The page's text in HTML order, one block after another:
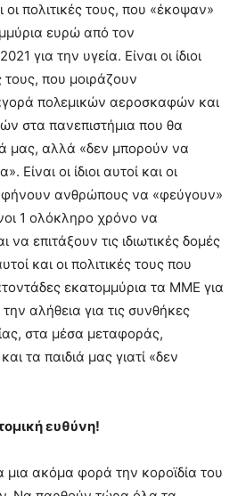
οι πολιτικές τους, που «έκοψαν»
ευρώ από τον
για την υγεία. Είναι οι ίδιοι
τους, που μοιράζουν
πολεμικών αεροσκαφών και
στα πανεπιστήμια που θα
μας, αλλά «δεν μπορούν να
Είναι οι ίδιοι αυτοί και οι
ανθρώπους να «φεύγουν»
1 ολόκληρο χρόνο να
να επιτάξουν τις ιδιωτικές δομές
και οι πολιτικές τους που
εκατομμύρια τα ΜΜΕ για
αλήθεια για τις συνθήκες
στα μέσα μεταφοράς,
τα παιδιά μας γιατί «δεν
ευθύνη!
μια ακόμα φορά την κοροϊδία του